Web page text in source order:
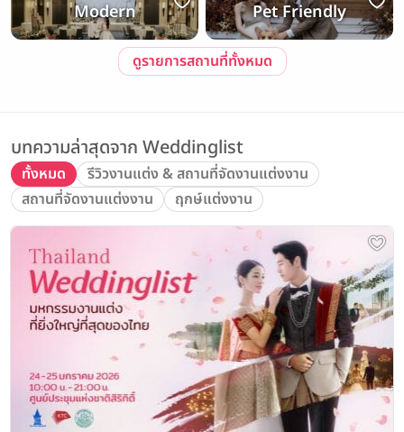
Modern Pet Friendly
ดูรายการสถานที่ทั้งหมด
บทความล่าสุดจาก Weddinglist
ทั้งหมด
รีวิวงานแต่ง & สถานที่จัดงานแต่งงาน
สถานที่จัดงานแต่งงาน
ฤกษ์แต่งงาน